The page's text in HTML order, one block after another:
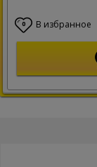
0 В избранное